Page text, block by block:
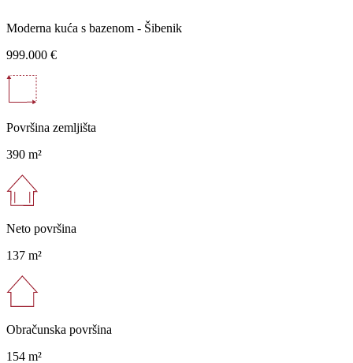
Moderna kuća s bazenom - Šibenik
999.000 €
Površina zemljišta
390 m²
Neto površina
137 m²
Obračunska površina
154 m²